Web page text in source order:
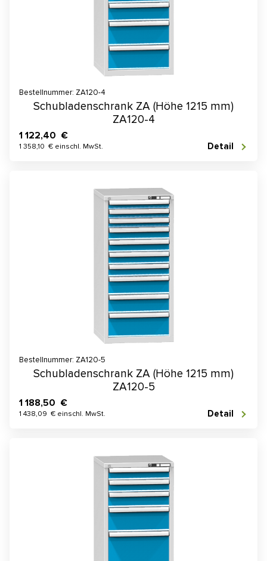
Bestellnummer: ZA120-4
Schubladenschrank ZA (Höhe 1215 mm)
ZA120-4
1 122,40 €
1 358,10 € einschl. MwSt. Detail
Bestellnummer: ZA120-5
Schubladenschrank ZA (Höhe 1215 mm)
ZA120-5
1 188,50 €
1 438,09 € einschl. MwSt. Detail